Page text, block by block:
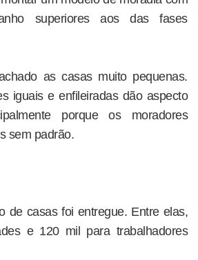
superiores aos das fases
as casas muito pequenas.
iguais e enfileiradas dão aspecto
porque os moradores
sem padrão.
de casas foi entregue. Entre elas,
e 120 mil para trabalhadores